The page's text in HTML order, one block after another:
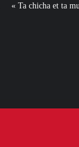
n’en veut pas » :